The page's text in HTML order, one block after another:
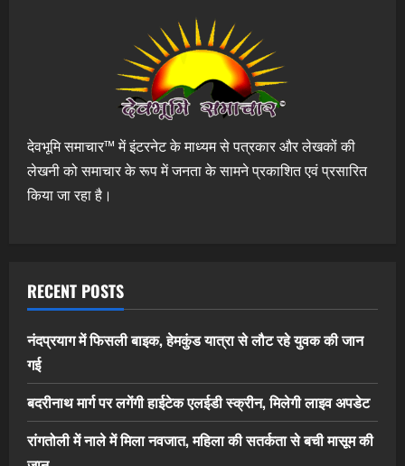
देवभूमि समाचार™ में इंटरनेट के माध्यम से पत्रकार और लेखकों की
लेखनी को समाचार के रूप में जनता के सामने प्रकाशित एवं प्रसारित
किया जा रहा है।
RECENT POSTS
नंदप्रयाग में फिसली बाइक, हेमकुंड यात्रा से लौट रहे युवक की जान
गई
बदरीनाथ मार्ग पर लगेंगी हाईटेक एलईडी स्क्रीन, मिलेगी लाइव अपडेट
रांगतोली में नाले में मिला नवजात, महिला की सतर्कता से बची मासूम की